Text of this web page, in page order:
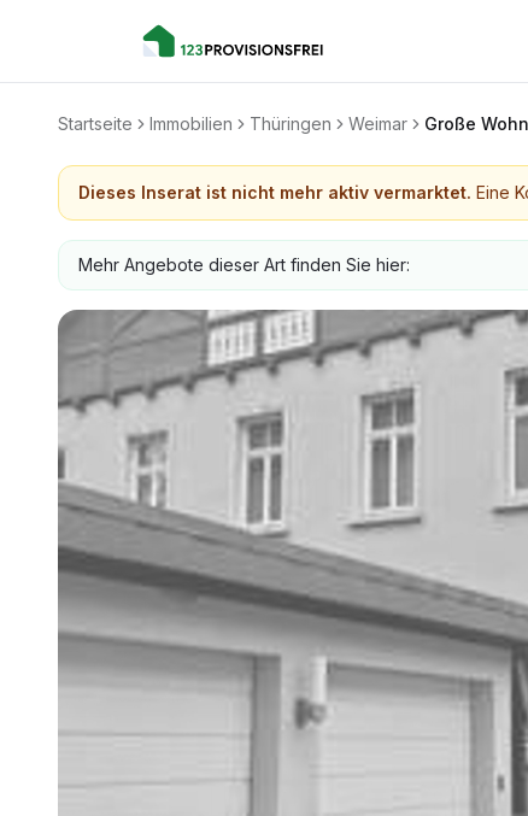
Startseite Immobilien Thüringen Weimar Große
Dieses Inserat ist nicht mehr aktiv vermarktet. Eine
Mehr Angebote dieser Art finden Sie hier: